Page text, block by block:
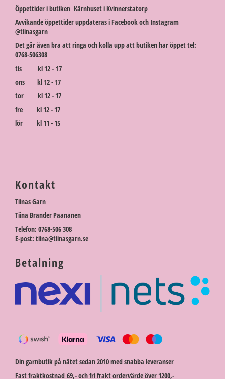
Öppettider i butiken Kärnhuset i Kvinnerstatorp
Avvikande öppettider uppdateras i Facebook och Instagram
@tiinasgarn
Det går även bra att ringa och kolla upp att butiken har öppet tel:
0768-506308
tis kl 12 - 17
ons kl 12 - 17
tor kl 12 - 17
fre kl 12 - 17
lör kl 11 - 15
Kontakt
Tiinas Garn
Tiina Brander Paananen
Telefon: 0768-506 308
E-post: tiina@tiinasgarn.se
Betalning
Din garnbutik på nätet sedan 2010 med snabba leveranser
Fast fraktkostnad 69,- och fri frakt ordervärde över 1200,-